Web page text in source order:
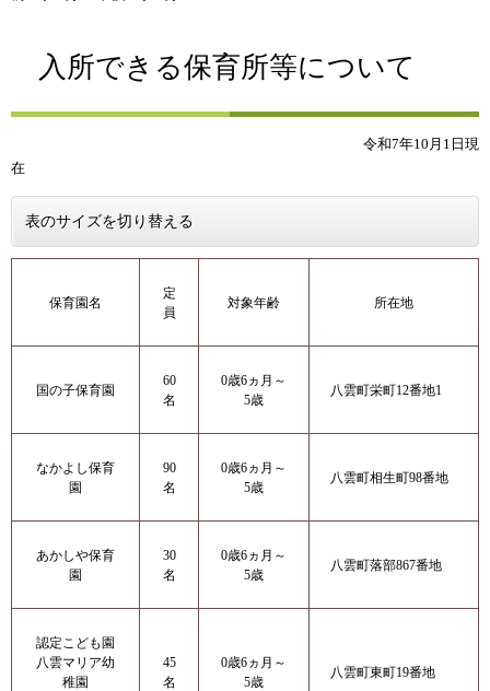
入所できる保育所等について
令和7年10月1日現
在
表のサイズを切り替える
保育園名
定
員
対象年齢 所在地
国の子保育園
60
名
0歳6ヵ月～
5歳
八雲町栄町12番地1
なかよし保育
園
90
名
0歳6ヵ月～
5歳
八雲町相生町98番地
あかしや保育
園
30
名
0歳6ヵ月～
5歳
八雲町落部867番地
認定こども園
八雲マリア幼
稚園
45
名
0歳6ヵ月～
5歳
八雲町東町19番地